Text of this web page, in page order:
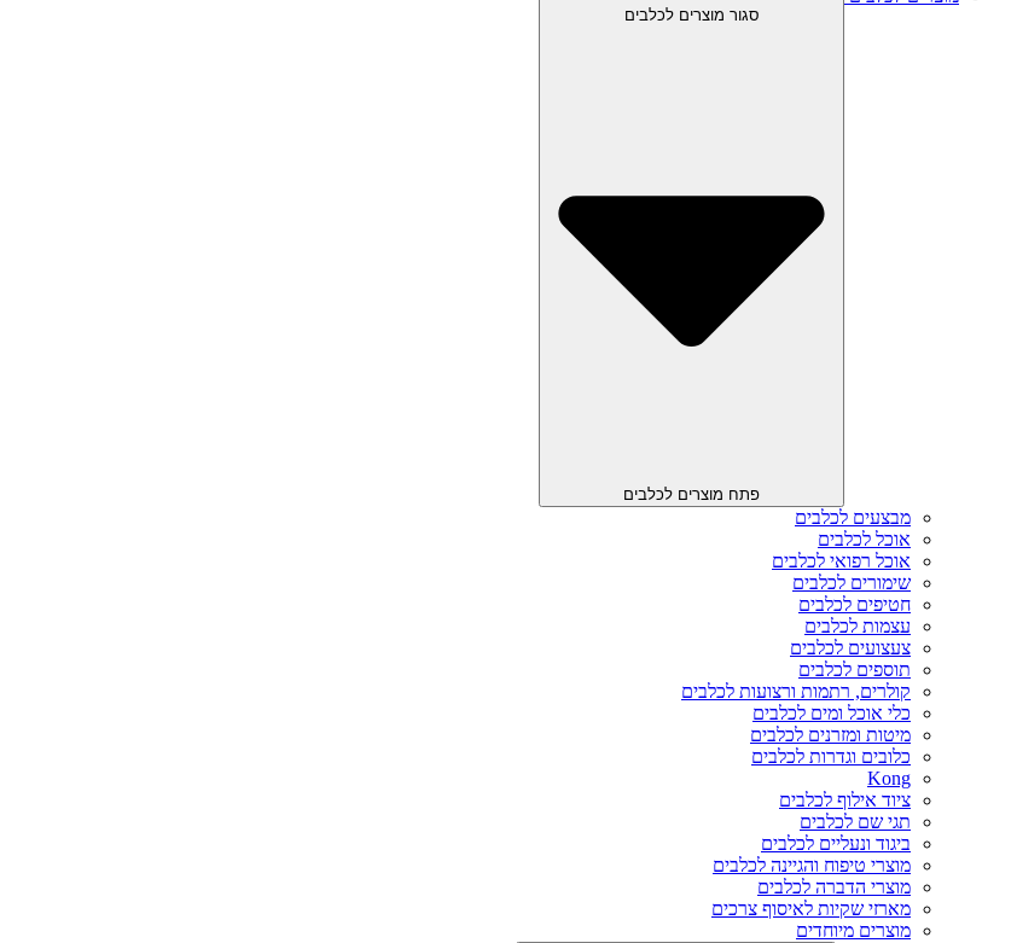
סגור מוצרים לכלבים
פתח מוצרים לכלבים
מבצעים לכלבים
אוכל לכלבים
אוכל רפואי לכלבים
שימורים לכלבים
חטיפים לכלבים
עצמות לכלבים
צעצועים לכלבים
תוספים לכלבים
קולרים, רתמות ורצועות לכלבים
כלי אוכל ומים לכלבים
מיטות ומזרנים לכלבים
כלובים וגדרות לכלבים
Kong
ציוד אילוף לכלבים
תגי שם לכלבים
ביגוד ונעליים לכלבים
מוצרי טיפוח והגיינה לכלבים
מוצרי הדברה לכלבים
מארזי שקיות לאיסוף צרכים
מוצרים מיוחדים